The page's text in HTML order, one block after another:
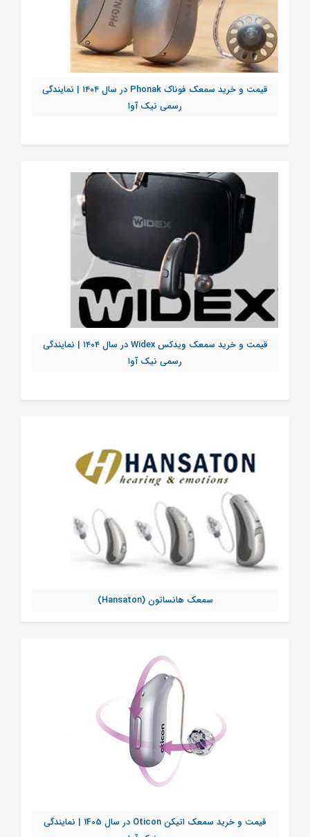
قیمت و خرید سمعک فوناک Phonak در سال ۱۴۰۴ | نمایندگی
رسمی نیک آوا
قیمت و خرید سمعک ویدکس Widex در سال ۱۴۰۴ | نمایندگی
رسمی نیک آوا
سمعک هانساتون (Hansaton)
قیمت و خرید سمعک اتیکن Oticon در سال 1405 | نمایندگی